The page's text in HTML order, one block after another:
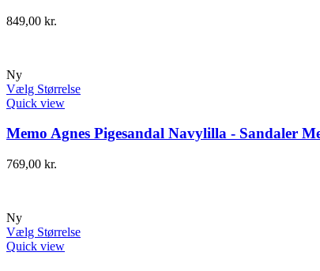
849,00 kr.
Ny
Vælg Størrelse
Quick view
Memo Agnes Pigesandal Navylilla - Sandaler
769,00 kr.
Ny
Vælg Størrelse
Quick view